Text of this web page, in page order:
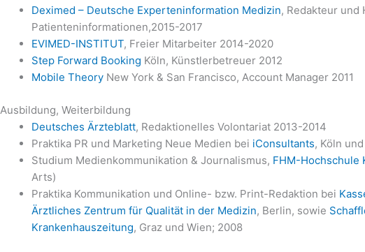
Deximed – Deutsche Experteninformation Medizin, Redakteur und
Patienteninformationen,2015-2017
EVIMED-INSTITUT, Freier Mitarbeiter 2014-2020
Step Forward Booking Köln, Künstlerbetreuer 2012
Mobile Theory New York & San Francisco, Account Manager 2011
Ausbildung, Weiterbildung
Deutsches Ärzteblatt, Redaktionelles Volontariat 2013-2014
Praktika PR und Marketing Neue Medien bei iConsultants, Köln
Studium Medienkommunikation & Journalismus, FHM-Hochschule
Arts)
Praktika Kommunikation und Online- bzw. Print-Redaktion bei
Ärztliches Zentrum für Qualität in der Medizin, Berlin, sowie
Krankenhauszeitung, Graz und Wien; 2008